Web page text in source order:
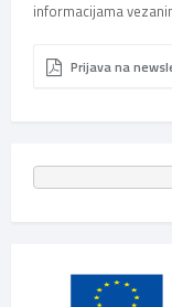
informacijama
Prijava na